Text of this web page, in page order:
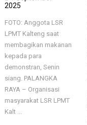
2025
FOTO: Anggota LSR
LPMT Kalteng saat
membagikan makanan
kepada para
demonstran, Senin
siang. PALANGKA
RAYA – Organisasi
masyarakat LSR LPMT
Kalt ...
HEADLINE
Humanis
Dengan